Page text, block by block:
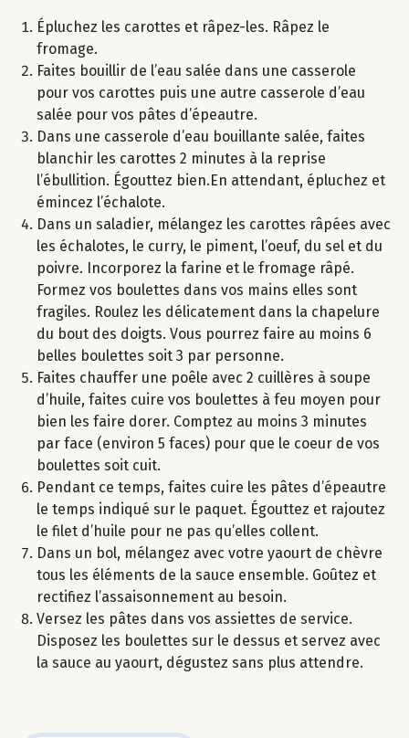
Épluchez les carottes et râpez-les. Râpez le
fromage.
Faites bouillir de l’eau salée dans une casserole
pour vos carottes puis une autre casserole d’eau
salée pour vos pâtes d’épeautre.
Dans une casserole d’eau bouillante salée, faites
blanchir les carottes 2 minutes à la reprise
l’ébullition. Égouttez bien.En attendant, épluchez et
émincez l’échalote.
Dans un saladier, mélangez les carottes râpées avec
les échalotes, le curry, le piment, l’oeuf, du sel et du
poivre. Incorporez la farine et le fromage râpé.
Formez vos boulettes dans vos mains elles sont
fragiles. Roulez les délicatement dans la chapelure
du bout des doigts. Vous pourrez faire au moins 6
belles boulettes soit 3 par personne.
Faites chauffer une poêle avec 2 cuillères à soupe
d’huile, faites cuire vos boulettes à feu moyen pour
bien les faire dorer. Comptez au moins 3 minutes
par face (environ 5 faces) pour que le coeur de vos
boulettes soit cuit.
Pendant ce temps, faites cuire les pâtes d’épeautre
le temps indiqué sur le paquet. Égouttez et rajoutez
le filet d’huile pour ne pas qu’elles collent.
Dans un bol, mélangez avec votre yaourt de chèvre
tous les éléments de la sauce ensemble. Goûtez et
rectifiez l’assaisonnement au besoin.
Versez les pâtes dans vos assiettes de service.
Disposez les boulettes sur le dessus et servez avec
la sauce au yaourt, dégustez sans plus attendre.